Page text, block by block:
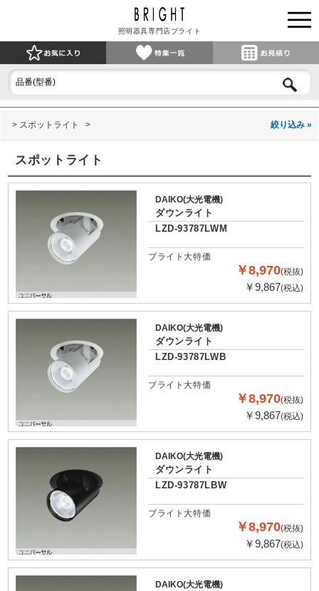
照明器具専門店ブライト
スポットライト 絞り込み »
スポットライト
DAIKO(大光電機)
ダウンライト
LZD-93787LWM
ブライト大特価
￥8,970(税抜)
￥9,867(税込)
DAIKO(大光電機)
ダウンライト
LZD-93787LWB
ブライト大特価
￥8,970(税抜)
￥9,867(税込)
DAIKO(大光電機)
ダウンライト
LZD-93787LBW
ブライト大特価
￥8,970(税抜)
￥9,867(税込)
DAIKO(大光電機)